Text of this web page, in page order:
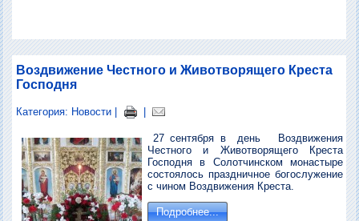
Воздвижение Честного и Животворящего Креста
Господня
Категория: Новости | |
27 сентября в день Воздвижения
Честного и Животворящего Креста
Господня в Солотчинском монастыре
состоялось праздничное богослужение
с чином Воздвижения Креста.
Подробнее...